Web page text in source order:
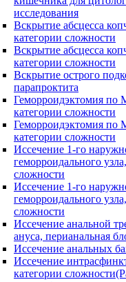
исследования
Вскрытие абсцесса
категории сложности
Вскрытие абсцесса
категории сложности
Вскрытие острого
парапроктита
Геморроидэктомия по
категории сложности
Геморроидэктомия по
категории сложности
Иссечение 1-го
геморроидального
сложности
Иссечение 1-го
геморроидального
сложности
Иссечение анальной
ануса, перианальная
Иссечение анальных
Иссечение
категории